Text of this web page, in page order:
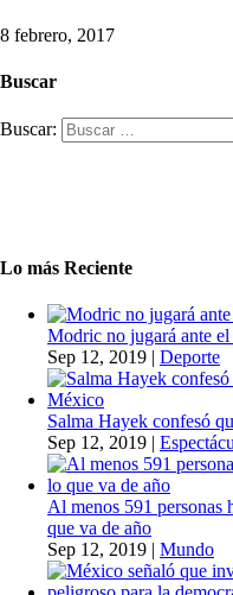
8 febrero, 2017
Buscar
Buscar:
Lo más Reciente
Modric no jugará ante
Sep 12, 2019 | Deporte
Salma Hayek confesó
Sep 12, 2019 |
Al menos 591 personas
que va de año
Sep 12, 2019 | Mundo